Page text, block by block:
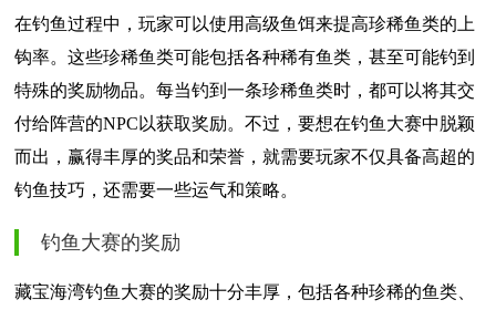
在钓鱼过程中，玩家可以使用高级鱼饵来提高珍稀鱼类的上
钩率。这些珍稀鱼类可能包括各种稀有鱼类，甚至可能钓到
特殊的奖励物品。每当钓到一条珍稀鱼类时，都可以将其交
付给阵营的NPC以获取奖励。不过，要想在钓鱼大赛中脱颖
而出，赢得丰厚的奖品和荣誉，就需要玩家不仅具备高超的
钓鱼技巧，还需要一些运气和策略。
钓鱼大赛的奖励
藏宝海湾钓鱼大赛的奖励十分丰厚，包括各种珍稀的鱼类、